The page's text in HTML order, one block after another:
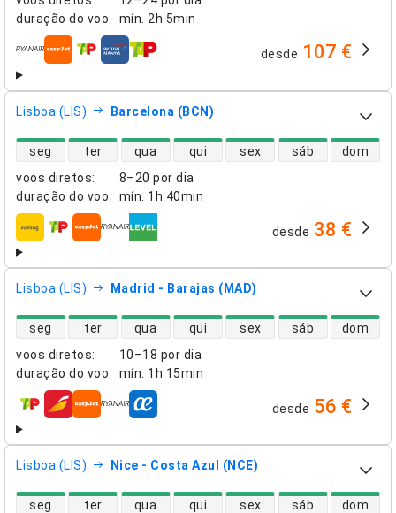
duração do voo: mín. 2h 5min
companhias aéreas desde 107 €
Lisboa (LIS) Barcelona (BCN)
voos diretos:
8–20 por dia
duração do voo: mín. 1h 40min
disponibilidade de voos diretos
seg ter qua qui sex sáb dom
companhias aéreas desde 38 €
Lisboa (LIS) Madrid - Barajas (MAD)
voos diretos:
10–18 por dia
duração do voo: mín. 1h 15min
disponibilidade de voos diretos
seg ter qua qui sex sáb dom
companhias aéreas desde 56 €
Lisboa (LIS) Nice - Costa Azul (NCE)
disponibilidade de voos diretos
seg ter qua qui sex sáb dom